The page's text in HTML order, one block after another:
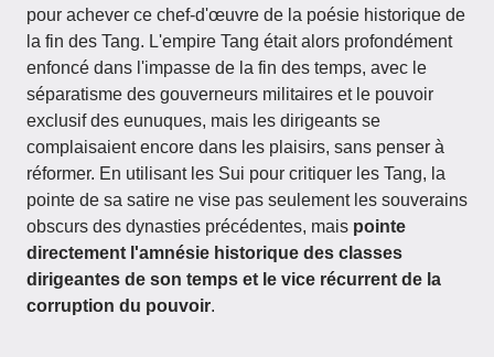
pour achever ce chef-d'œuvre de la poésie historique de
la fin des Tang. L'empire Tang était alors profondément
enfoncé dans l'impasse de la fin des temps, avec le
séparatisme des gouverneurs militaires et le pouvoir
exclusif des eunuques, mais les dirigeants se
complaisaient encore dans les plaisirs, sans penser à
réformer. En utilisant les Sui pour critiquer les Tang, la
pointe de sa satire ne vise pas seulement les souverains
obscurs des dynasties précédentes, mais pointe
directement l'amnésie historique des classes
dirigeantes de son temps et le vice récurrent de la
corruption du pouvoir.